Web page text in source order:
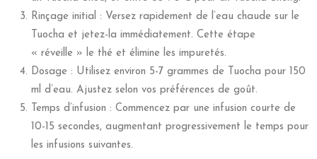
Rinçage initial : Versez rapidement de l’eau chaude sur le
Tuocha et jetez-la immédiatement. Cette étape
« réveille » le thé et élimine les impuretés.
Dosage : Utilisez environ 5-7 grammes de Tuocha pour 150
ml d’eau. Ajustez selon vos préférences de goût.
Temps d’infusion : Commencez par une infusion courte de
10-15 secondes, augmentant progressivement le temps pour
les infusions suivantes.